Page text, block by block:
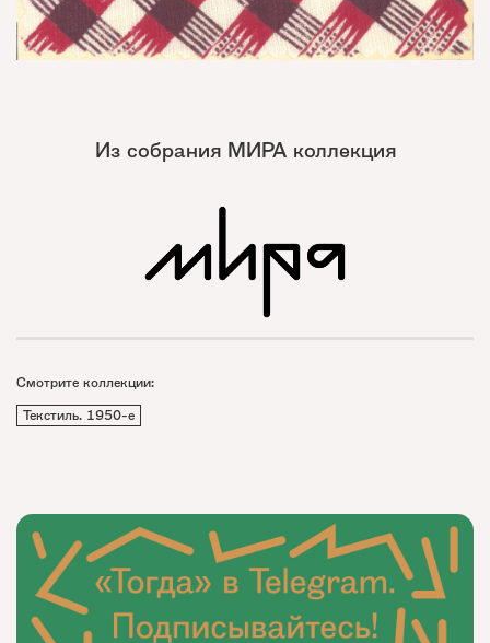
Из собрания МИРА коллекция
Смотрите коллекции:
Текстиль. 1950-е